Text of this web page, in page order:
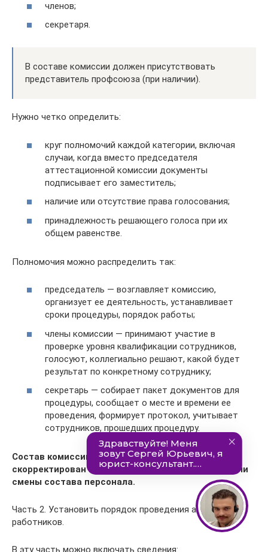
членов;
секретаря.
В составе комиссии должен присутствовать
представитель профсоюза (при наличии).
Нужно четко определить:
круг полномочий каждой категории, включая
случаи, когда вместо председателя
аттестационной комиссии документы
подписывает его заместитель;
наличие или отсутствие права голосования;
принадлежность решающего голоса при их
общем равенстве.
Полномочия можно распределить так:
председатель — возглавляет комиссию,
организует ее деятельность, устанавливает
сроки процедуры, порядок работы;
члены комиссии — принимают участие в
проверке уровня квалификации сотрудников,
голосуют, коллегиально решают, какой будет
результат по конкретному сотруднику;
секретарь — собирает пакет документов для
процедуры, сообщает о месте и времени ее
проведения, формирует протокол, учитывает
сотрудников, прошедших процедуру.
Состав комиссии постоянный, может быть
скорректирован в случае конфликта интересов или
смены состава персонала.
Часть 2. Установить порядок проведения аттестации
работников.
В эту часть можно включать сведения: